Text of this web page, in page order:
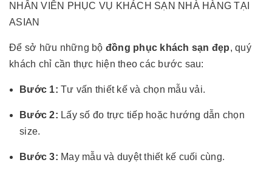
NHÂN VIÊN PHỤC VỤ KHÁCH SẠN NHÀ HÀNG TẠI
ASIAN
Để sở hữu những bộ đồng phục khách sạn đẹp, quý
khách chỉ cần thực hiện theo các bước sau:
Bước 1: Tư vấn thiết kế và chọn mẫu vải.
Bước 2: Lấy số đo trực tiếp hoặc hướng dẫn chọn
size.
Bước 3: May mẫu và duyệt thiết kế cuối cùng.